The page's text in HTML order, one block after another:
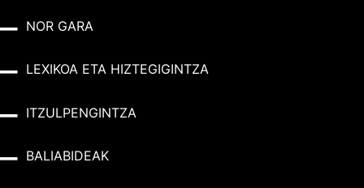
NOR GARA
LEXIKOA ETA HIZTEGIGINTZA
ITZULPENGINTZA
BALIABIDEAK